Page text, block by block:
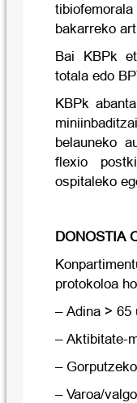
bakarreko
Bai KBPk
totala edo
KBPk
belauneko
flexio
ospitaleko
DONOSTIA
protokoloa
– Adina > 65
– Aktibitate-
–
– Varoa/